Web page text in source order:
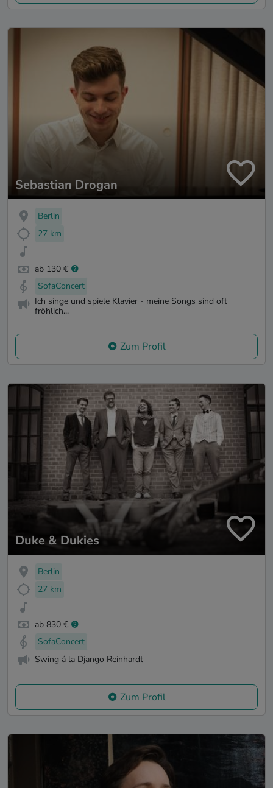
Sebastian Drogan
Berlin
27 km
ab 130 €
SofaConcert
Ich singe und spiele Klavier - meine Songs sind oft
fröhlich...
Zum Profil
Duke & Dukies
Berlin
27 km
ab 830 €
SofaConcert
Swing á la Django Reinhardt
Zum Profil